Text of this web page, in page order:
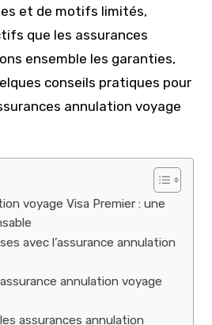
et de motifs limités,
que les assurances
ensemble les garanties,
conseils pratiques pour
annulation voyage
voyage Visa Premier : une
avec l’assurance annulation
annulation voyage
assurances annulation